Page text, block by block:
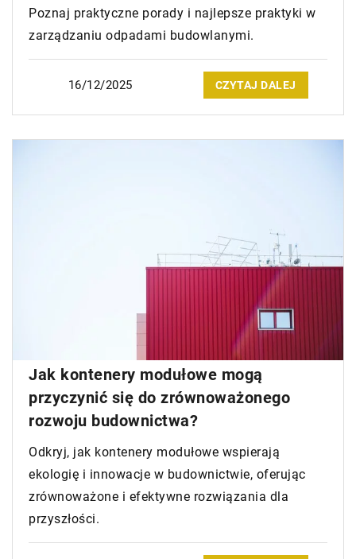
Poznaj praktyczne porady i najlepsze praktyki w
zarządzaniu odpadami budowlanymi.
16/12/2025 CZYTAJ DALEJ
Jak kontenery modułowe mogą
przyczynić się do zrównoważonego
rozwoju budownictwa?
Odkryj, jak kontenery modułowe wspierają
ekologię i innowacje w budownictwie, oferując
zrównoważone i efektywne rozwiązania dla
przyszłości.